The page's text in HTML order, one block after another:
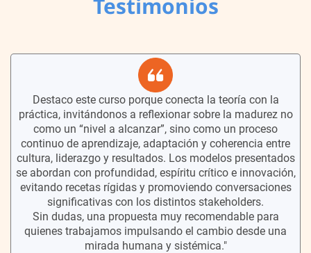
Testimonios
Destaco este curso porque conecta la teoría con la
práctica, invitándonos a reflexionar sobre la madurez no
como un “nivel a alcanzar”, sino como un proceso
continuo de aprendizaje, adaptación y coherencia entre
cultura, liderazgo y resultados. Los modelos presentados
se abordan con profundidad, espíritu crítico e innovación,
evitando recetas rígidas y promoviendo conversaciones
significativas con los distintos stakeholders.
Sin dudas, una propuesta muy recomendable para
quienes trabajamos impulsando el cambio desde una
mirada humana y sistémica."